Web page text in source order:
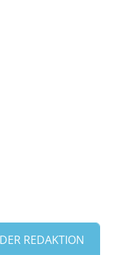
REDAKTION